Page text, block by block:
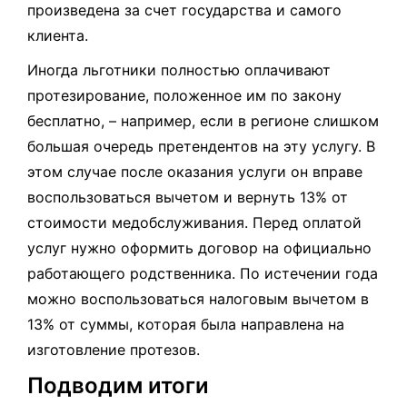
произведена за счет государства и самого
клиента.
Иногда льготники полностью оплачивают
протезирование, положенное им по закону
бесплатно, – например, если в регионе слишком
большая очередь претендентов на эту услугу. В
этом случае после оказания услуги он вправе
воспользоваться вычетом и вернуть 13% от
стоимости медобслуживания. Перед оплатой
услуг нужно оформить договор на официально
работающего родственника. По истечении года
можно воспользоваться налоговым вычетом в
13% от суммы, которая была направлена на
изготовление протезов.
Подводим итоги